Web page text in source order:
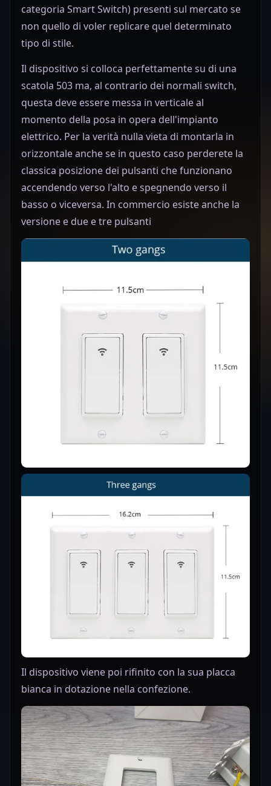
categoria Smart Switch) presenti sul mercato se
non quello di voler replicare quel determinato
tipo di stile.
Il dispositivo si colloca perfettamente su di una
scatola 503 ma, al contrario dei normali switch,
questa deve essere messa in verticale al
momento della posa in opera dell'impianto
elettrico. Per la verità nulla vieta di montarla in
orizzontale anche se in questo caso perderete la
classica posizione dei pulsanti che funzionano
accendendo verso l'alto e spegnendo verso il
basso o viceversa. In commercio esiste anche la
versione e due e tre pulsanti
Il dispositivo viene poi rifinito con la sua placca
bianca in dotazione nella confezione.